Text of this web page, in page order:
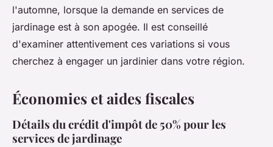
l'automne, lorsque la demande en services de
jardinage est à son apogée. Il est conseillé
d'examiner attentivement ces variations si vous
cherchez à engager un jardinier dans votre région.
Économies et aides fiscales
Détails du crédit d'impôt de 50% pour les
services de jardinage